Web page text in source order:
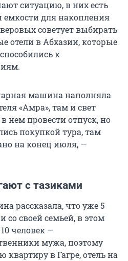
ситуацию, в них есть
емкости для накопления
советует выбирать
отели в Абхазии, которые
к
машина наполняла
«Амра», там и свет
нем провести отпуск, но
покупкой тура, там
на конец июля, —
с тазиками
рассказала, что уже 5
со своей семьей, в этом
человек —
мужа, поэтому
в Гагре, отель на